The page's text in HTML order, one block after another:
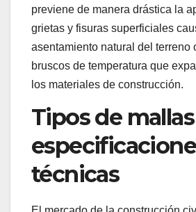
previene de manera drástica la
grietas y fisuras superficiales
asentamiento natural del terreno
bruscos de temperatura que
los materiales de construcción.
Tipos de
técnicas